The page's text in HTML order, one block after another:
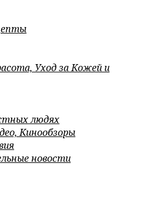
Уход за Кожей и
людях
Кинообзоры
новости